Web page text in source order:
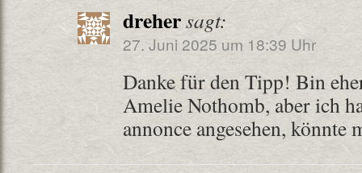
drehersagt:
27. Juni 2025 um 18:39 Uhr
Danke für den Tipp! Bin
Amelie Nothomb, aber ich
annonce angesehen, könnte